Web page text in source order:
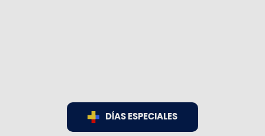
DÍAS ESPECIALES